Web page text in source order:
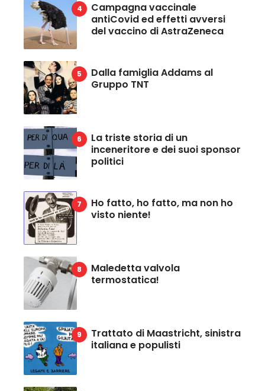
Campagna vaccinale
antiCovid ed effetti avversi
del vaccino di AstraZeneca
Dalla famiglia Addams al
Gruppo TNT
La triste storia di un
inceneritore e dei suoi sponsor
politici
Ho fatto, ho fatto, ma non ho
visto niente!
Maledetta valvola
termostatica!
Trattato di Maastricht, sinistra
italiana e populisti